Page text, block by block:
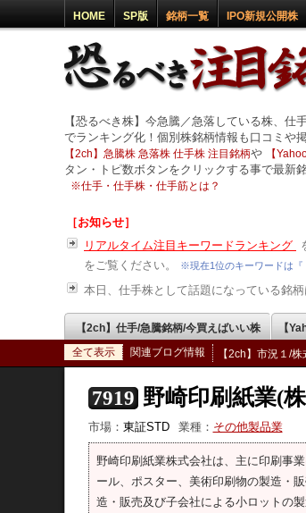
HOME SP版 銘柄一覧 IPO新規公開株
【恐るべき株】今急騰／急落している株、
でランキング化！個別株銘柄情報も口コミや
【2ch】急騰株 急落株 仕手株 注目銘柄や 【
タン・トピ数ボタンをクリックする事で最新
※仕手・仕手株・仕手筋とは？
［お知らせ］
リアルタイム注目キーワードランキング
をご覧ください。
※現在1位のキーワードは『
本日、仕手株として話題になっている銘柄
【2ch】仕手/急騰銘柄/今買えばいい株 【
全て表示 関連ブログ情報 【2ch】市況１/株
7919 野崎印刷紙業(
市場： 東証STD 業種： その他製品業
野崎印刷紙業株式会社は、主に印刷事
ール、ポスター、美術印刷物の製造・
造・販売及び子会社による小ロットの